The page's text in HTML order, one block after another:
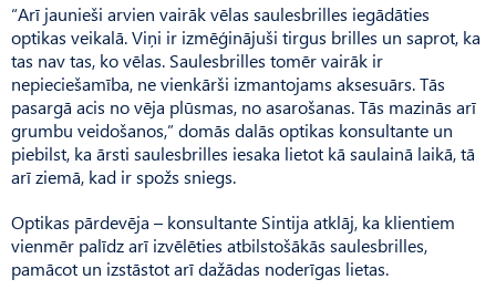
“Arī jaunieši arvien vairāk vēlas saulesbrilles iegādāties
optikas veikalā. Viņi ir izmēģinājuši tirgus brilles un saprot, ka
tas nav tas, ko vēlas. Saulesbrilles tomēr vairāk ir
nepieciešamība, ne vienkārši izmantojams aksesuārs. Tās
pasargā acis no vēja plūsmas, no asarošanas. Tās mazinās arī
grumbu veidošanos,” domās dalās optikas konsultante un
piebilst, ka ārsti saulesbrilles iesaka lietot kā saulainā laikā, tā
arī ziemā, kad ir spožs sniegs.
Optikas pārdevēja – konsultante Sintija atklāj, ka klientiem
vienmēr palīdz arī izvēlēties atbilstošākās saulesbrilles,
pamācot un izstāstot arī dažādas noderīgas lietas.